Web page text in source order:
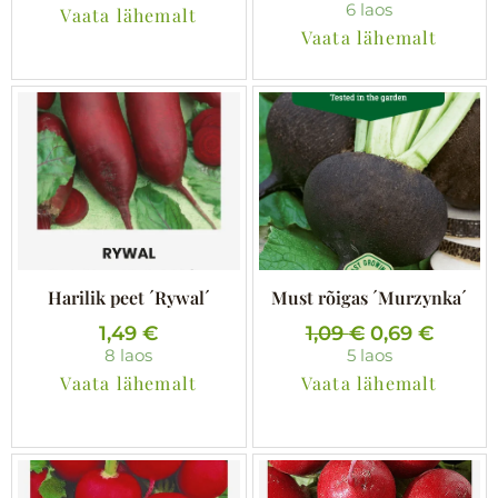
9
.
,
6
€
.
Vaata lähemalt 6 laos
Vaata lähemalt
Harilik peet ´Rywal´
1,49€
8 laos
Vaata lähemalt
Must rõigas ´Murzynka´
1,09€ A
l
g
h
i
0,69 €P
a
u
n
5 laos
Vaata lähemalt